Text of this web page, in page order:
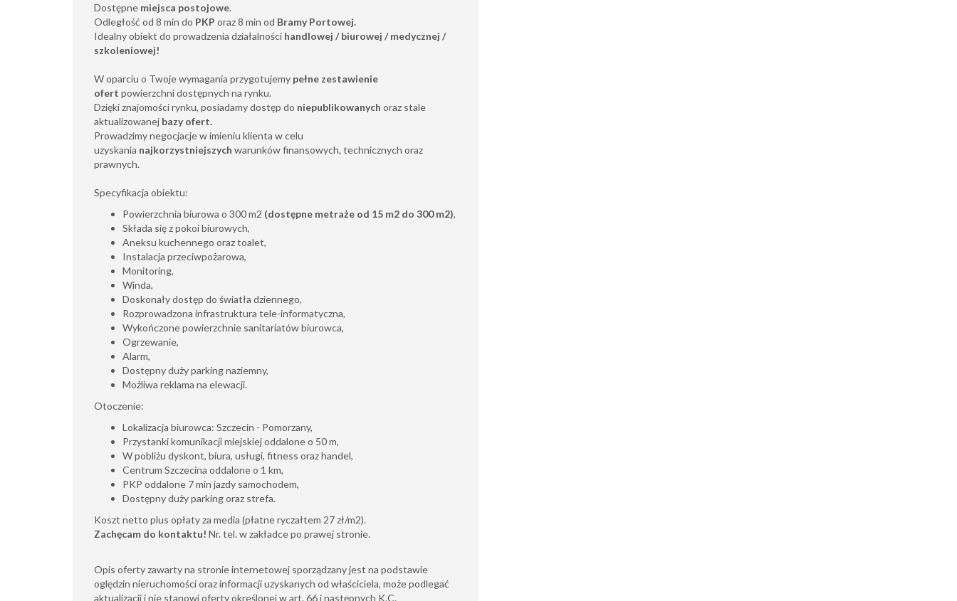
Dostępne miejsca postojowe.
Odległość od 8 min do PKP oraz 8 min od Bramy Portowej.
Idealny obiekt do prowadzenia działalności handlowej / biurowej / medycznej /
szkoleniowej!
W oparciu o Twoje wymagania przygotujemy pełne zestawienie
ofert powierzchni dostępnych na rynku.
Dzięki znajomości rynku, posiadamy dostęp do niepublikowanych oraz stale
aktualizowanej bazy ofert.
Prowadzimy negocjacje w imieniu klienta w celu
uzyskania najkorzystniejszych warunków finansowych, technicznych oraz
prawnych.
Specyfikacja obiektu:
Powierzchnia biurowa o 300 m2 (dostępne metraże od 15 m2 do 300 m2),
Składa się z pokoi biurowych,
Aneksu kuchennego oraz toalet,
Instalacja przeciwpożarowa,
Monitoring,
Winda,
Doskonały dostęp do światła dziennego,
Rozprowadzona infrastruktura tele-informatyczna,
Wykończone powierzchnie sanitariatów biurowca,
Ogrzewanie,
Alarm,
Dostępny duży parking naziemny,
Możliwa reklama na elewacji.
Otoczenie:
Lokalizacja biurowca: Szczecin - Pomorzany,
Przystanki komunikacji miejskiej oddalone o 50 m,
W pobliżu dyskont, biura, usługi, fitness oraz handel,
Centrum Szczecina oddalone o 1 km,
PKP oddalone 7 min jazdy samochodem,
Dostępny duży parking oraz strefa.
Koszt netto plus opłaty za media (płatne ryczałtem 27 zł/m2).
Zachęcam do kontaktu! Nr. tel. w zakładce po prawej stronie.
Opis oferty zawarty na stronie internetowej sporządzany jest na podstawie
oględzin nieruchomości oraz informacji uzyskanych od właściciela, może podlegać
aktualizacji i nie stanowi oferty określonej w art. 66 i następnych K.C.